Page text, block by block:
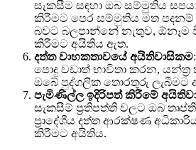
සැකසීම සඳහා ඔබ සම්මුතිය
කිරීමට පෙර සම්මුතිය මත
බවට බලපාන්නේ නැතුව, ඕනෑම
කිරීමට අයිතිය ඇත.
දත්ත වාහකතාවයේ අයිතිවාසිකම
පොදු වඩාත් භාවිතා කරන,
ඔබේ පුද්ගලික තොරතුරු ලැබීමට
පැමිණිල්ල ඉදිරිපත් කිරීමේ
සැකසීම් ප්‍රතිපත්ති වලට ඔබ
ප්‍රාදේශීය දත්ත ආරක්ෂණ
කිරීමට අයිතිය.